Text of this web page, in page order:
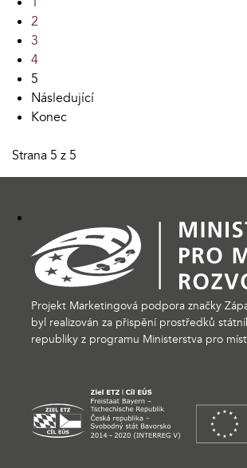
2
3
4
5
Následující
Konec
Strana 5 z 5
Projekt Marketingová podpora značky
byl realizován za přispění prostředků
republiky z programu Ministerstva pro